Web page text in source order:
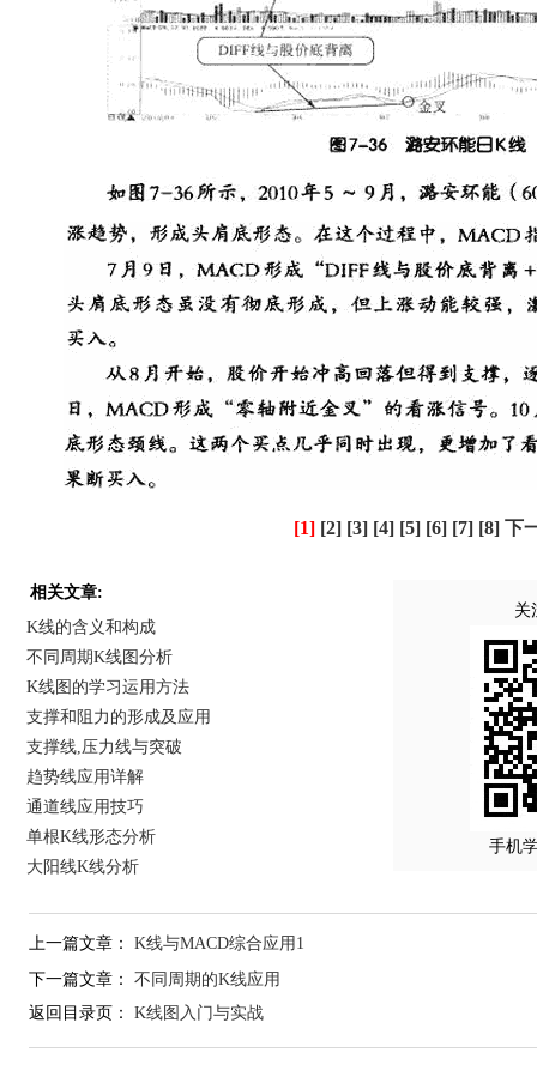
[1] [2] [3] [4] [5] [6] [7] [8] 下
相关文章:
K线的含义和构成
不同周期K线图分析
K线图的学习运用方法
支撑和阻力的形成及应用
支撑线,压力线与突破
趋势线应用详解
通道线应用技巧
单根K线形态分析
大阳线K线分析
关
手机
上一篇文章： K线与MACD综合应用1
下一篇文章： 不同周期的K线应用
返回目录页： K线图入门与实战